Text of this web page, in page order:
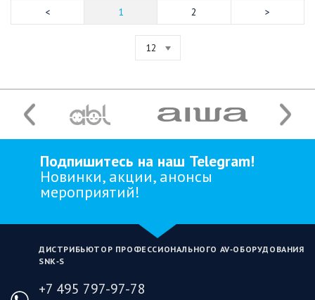
1 2
12
Подпишитесь на наш Telegram!
Новинки, акции, анонсы
мероприятий!
ДИСТРИБЬЮТОР ПРОФЕССИОНАЛЬНОГО AV‑ОБОРУДОВАНИЯ
SNK‑S
+7 495 797-97-78